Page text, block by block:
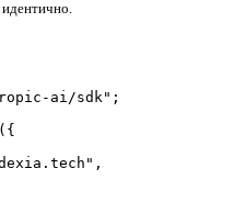
ai/sdk";